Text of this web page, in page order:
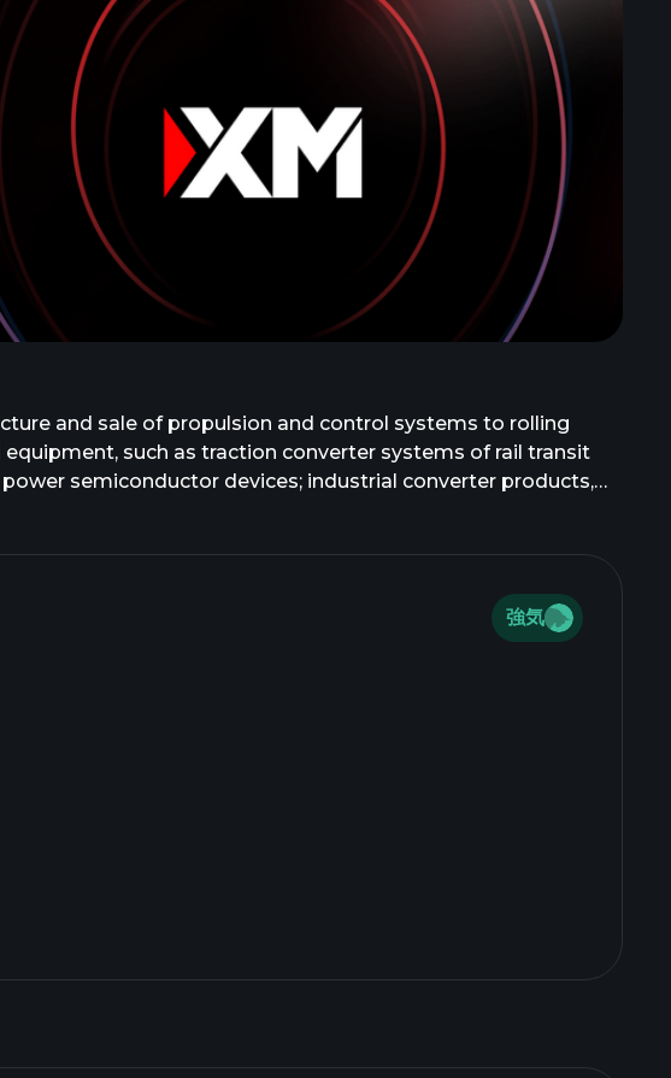
強気
and sale of propulsion and control systems to rolling
such as traction converter systems of rail transit
semiconductor devices; industrial converter products,
Co., Ltd. in March 2016. Zhuzhou CRRC Times Electric Co.,